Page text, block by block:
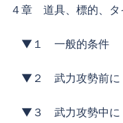
４章 道具、標的、タ
▼１ 一般的条件
▼２ 武力攻勢前に
▼３ 武力攻勢中に